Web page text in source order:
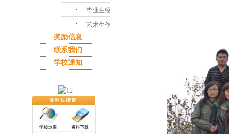
･ 毕业生经验谈
･ 艺术生作品集
奖励信息
联系我们
学校通知